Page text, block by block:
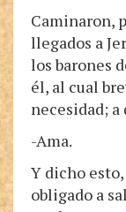
Caminaron,
llegados a
los barones
él, al cual
necesidad;
-Ama.
Y dicho
obligado a